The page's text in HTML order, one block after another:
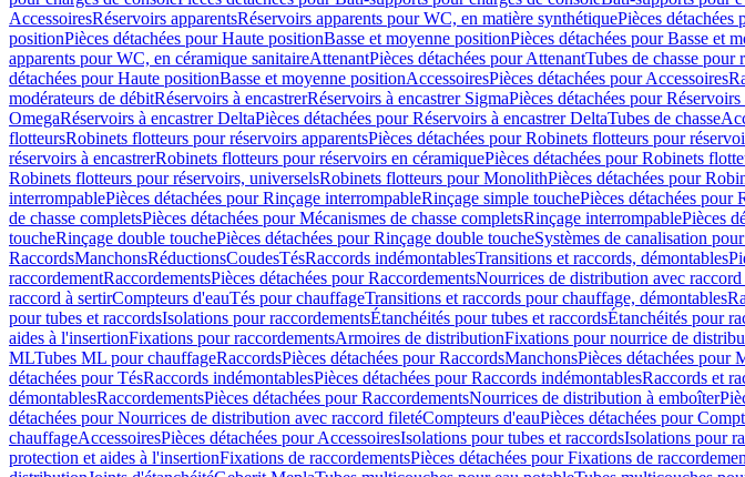
AccessoiresRéservoirs apparentsRéservoirs apparents pour WC, en matière synthétiquePièces détachées
positionPièces détachées pour Haute positionBasse et moyenne positionPièces détachées pour Basse et
apparents pour WC, en céramique sanitaireAttenantPièces détachées pour AttenantTubes de chasse pour
détachées pour Haute positionBasse et moyenne positionAccessoiresPièces détachées pour Accessoires
modérateurs de débitRéservoirs à encastrerRéservoirs à encastrer SigmaPièces détachées pour
OmegaRéservoirs à encastrer DeltaPièces détachées pour Réservoirs à encastrer DeltaTubes de chasse
flotteursRobinets flotteurs pour réservoirs apparentsPièces détachées pour Robinets flotteurs pour
réservoirs à encastrerRobinets flotteurs pour réservoirs en céramiquePièces détachées pour Robinets
Robinets flotteurs pour réservoirs, universelsRobinets flotteurs pour MonolithPièces détachées pour
interrompablePièces détachées pour Rinçage interrompableRinçage simple touchePièces détachées pour
de chasse completsPièces détachées pour Mécanismes de chasse completsRinçage interrompablePièces
toucheRinçage double touchePièces détachées pour Rinçage double toucheSystèmes de canalisation
RaccordsManchonsRéductionsCoudesTésRaccords indémontablesTransitions et raccords, démontables
raccordementRaccordementsPièces détachées pour RaccordementsNourrices de distribution avec
raccord à sertirCompteurs d'eauTés pour chauffageTransitions et raccords pour chauffage, démontables
pour tubes et raccordsIsolations pour raccordementsÉtanchéités pour tubes et raccordsÉtanchéités pour
aides à l'insertionFixations pour raccordementsArmoires de distributionFixations pour nourrice de
MLTubes ML pour chauffageRaccordsPièces détachées pour RaccordsManchonsPièces détachées pour
détachées pour TésRaccords indémontablesPièces détachées pour Raccords indémontablesRaccords et
démontablesRaccordementsPièces détachées pour RaccordementsNourrices de distribution à emboîter
détachées pour Nourrices de distribution avec raccord filetéCompteurs d'eauPièces détachées pour
chauffageAccessoiresPièces détachées pour AccessoiresIsolations pour tubes et raccordsIsolations pour
protection et aides à l'insertionFixations de raccordementsPièces détachées pour Fixations de